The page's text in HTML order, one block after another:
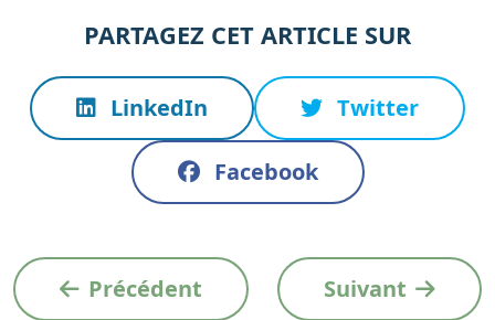
PARTAGEZ CET ARTICLE SUR
LinkedIn Twitter
Facebook
Précédent Suivant